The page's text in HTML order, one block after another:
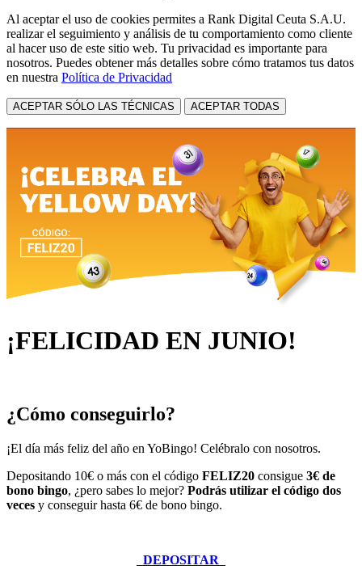
Al aceptar el uso de cookies permites a Rank Digital Ceuta S.A.U.
realizar el seguimiento y análisis de tu comportamiento como cliente
al hacer uso de este sitio web. Tu privacidad es importante para
nosotros. Puedes obtener más detalles sobre cómo tratamos tus datos
en nuestra Política de Privacidad
ACEPTAR SÓLO LAS TÉCNICAS ACEPTAR TODAS
¡FELICIDAD EN JUNIO!
¿Cómo conseguirlo?
¡El día más feliz del año en YoBingo! Celébralo con nosotros.
Depositando 10€ o más con el código FELIZ20 consigue 3€ de
bono bingo, ¿pero sabes lo mejor? Podrás utilizar el código dos
veces y conseguir hasta 6€ de bono bingo.
DEPOSITAR